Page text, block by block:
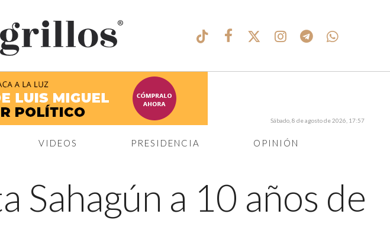
®
VIDEOS PRESIDENCIA OPINIÓN
Sábado, 8 de agosto de 2026, 17:57
Sahagún a 10 años de